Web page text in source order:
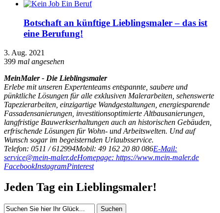
Botschaft an künftige Lieblingsmaler – das ist
eine Berufung!
3. Aug. 2021
399 mal angesehen
MeinMaler - Die Lieblingsmaler
Erlebe mit unseren Expertenteams entspannte, saubere und
pünktliche Lösungen für alle exklusiven Malerarbeiten, sehenswerte
Tapezierarbeiten, einzigartige Wandgestaltungen, energiesparende
Fassadensanierungen, investitionsoptimierte Altbausanierungen,
langfristige Bauwerkserhaltungen auch an historischen Gebäuden,
erfrischende Lösungen für Wohn- und Arbeitswelten. Und auf
Wunsch sogar im begeisternden Urlaubsservice.
Telefon: 0511 / 612994Mobil: 49 162 20 80 086E-Mail:
service@mein-maler.deHomepage: https://www.mein-maler.de
FacebookInstagramPinterest
Jeden Tag ein Lieblingsmaler!
Suchen